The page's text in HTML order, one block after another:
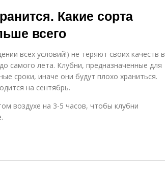
Какие сорта
всего
всех условий!) не теряют своих качеств в
самого лета. Клубни, предназначенные для
сроки, иначе они будут плохо храниться.
на сентябрь.
воздухе на 3-5 часов, чтобы клубни